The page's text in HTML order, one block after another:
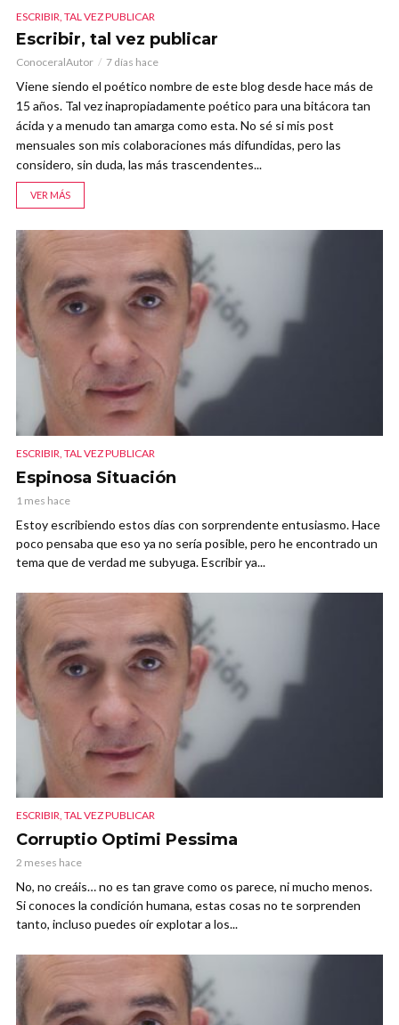
ESCRIBIR, TAL VEZ PUBLICAR
Escribir, tal vez publicar
ConoceralAutor 7 días hace
Viene siendo el poético nombre de este blog desde hace más de
15 años. Tal vez inapropiadamente poético para una bitácora tan
ácida y a menudo tan amarga como esta. No sé si mis post
mensuales son mis colaboraciones más difundidas, pero las
considero, sin duda, las más trascendentes...
VER MÁS
ESCRIBIR, TAL VEZ PUBLICAR
Espinosa Situación
1 mes hace
Estoy escribiendo estos días con sorprendente entusiasmo. Hace
poco pensaba que eso ya no sería posible, pero he encontrado un
tema que de verdad me subyuga. Escribir ya...
ESCRIBIR, TAL VEZ PUBLICAR
Corruptio Optimi Pessima
2 meses hace
No, no creáis… no es tan grave como os parece, ni mucho menos.
Si conoces la condición humana, estas cosas no te sorprenden
tanto, incluso puedes oír explotar a los...